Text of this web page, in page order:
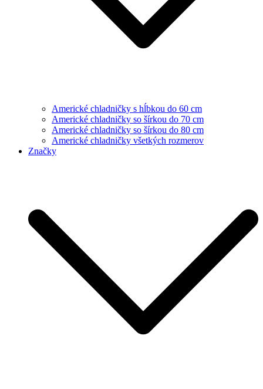
Americké chladničky s hĺbkou do 60 cm
Americké chladničky so šírkou do 70 cm
Americké chladničky so šírkou do 80 cm
Americké chladničky všetkých rozmerov
Značky